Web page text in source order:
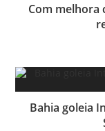
Com melhora
Bahia goleia